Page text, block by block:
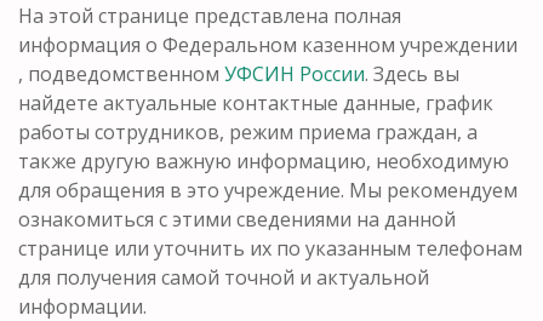
На этой странице представлена полная
информация о Федеральном казенном учреждении
, подведомственном УФСИН России. Здесь вы
найдете актуальные контактные данные, график
работы сотрудников, режим приема граждан, а
также другую важную информацию, необходимую
для обращения в это учреждение. Мы рекомендуем
ознакомиться с этими сведениями на данной
странице или уточнить их по указанным телефонам
для получения самой точной и актуальной
информации.